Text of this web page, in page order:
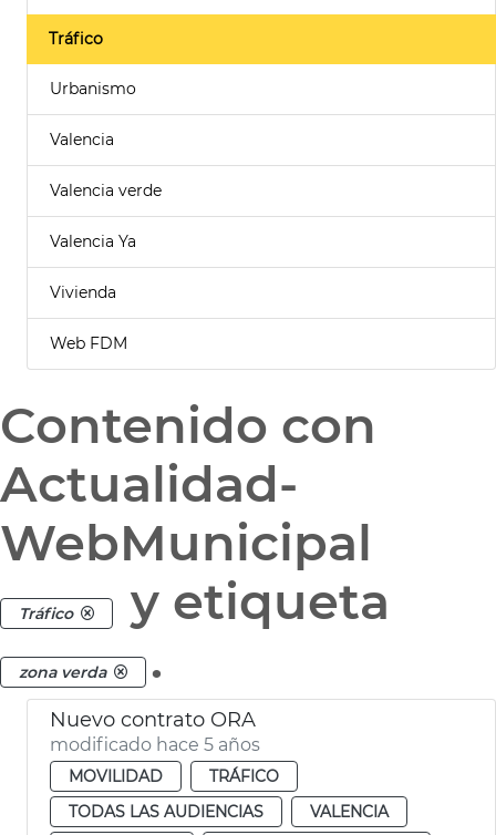
Tráfico
Urbanismo
Valencia
Valencia verde
Valencia Ya
Vivienda
Web FDM
Contenido con
Actualidad-
WebMunicipal
Tráfico y etiqueta
zona verda .
Nuevo contrato ORA
modificado hace 5 años
MOVILIDAD
TRÁFICO
TODAS LAS AUDIENCIAS
VALENCIA